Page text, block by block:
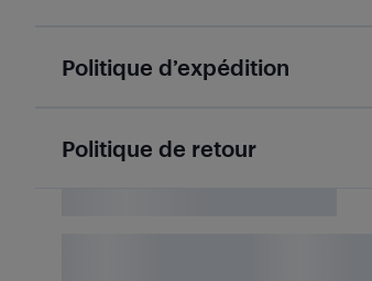
Politique d’expédition
Politique de retour